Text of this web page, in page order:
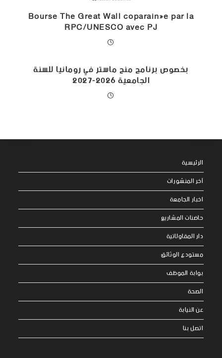
Bourse The Great Wall coparainée par la
RPC/UNESCO avec PJ
بخصوص برنامج منح ماستر في رومانيا للسنة
الجامعية 2026-2027
الرئيسية
آخر المنشورات
اخبار الجامعة
حاضنات المشاريع
دار المقاولاتية
مستودع الوثائق
بوابة الموظف
الصحة
عن النيابة
اتصل بنا